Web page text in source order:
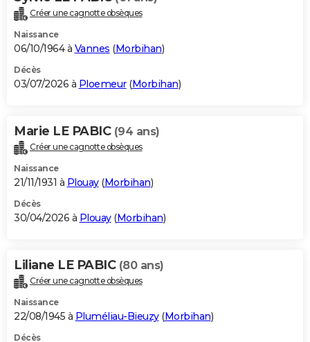
Destinations
City break
Voyage nature
Voyage de noces
Forum
Climat
+PHOTO
GUIDES D'ACHAT
BONS PLANS
Carte de Noël
Carte Bonne année
Carte Saint-Valentin
Carte Pâques
Carte d'anniversaire
DICTIONNAIRE
Dictionnaire
Biographies
Citations
Expressions
Proverbes
PROGRAMME TV
S'inscrire
Se connecter
Lycées
Collèges
Primaires
Universités
Entreprises
Service militaire
Avis de recherche
AVIS DE DÉCÈS
Bricolage
Lifestyle
Culture
Sport
Auto
Television
Voyage
Cinema
Créer une cagnotte obsèques
Naissance
06/10/1964 à Vannes (Morbihan)
Décès
03/07/2026 à Ploemeur(Morbihan)
Marie LE PABIC (94 ans)
Créer une cagnotte obsèques
Naissance
21/11/1931 à Plouay(Morbihan)
Décès
30/04/2026 à Plouay(Morbihan)
Liliane LE PABIC (80 ans)
Créer une cagnotte obsèques
Naissance
22/08/1945 à Pluméliau-Bieuzy(Morbihan)
Décès